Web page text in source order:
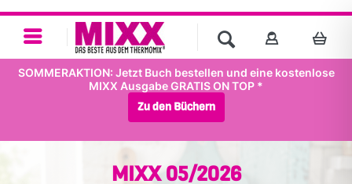
SOMMERAKTION: Jetzt Buch bestellen und eine kostenlose
MIXX Ausgabe GRATIS ON TOP *
Zu den Büchern
MIXX 05/2026